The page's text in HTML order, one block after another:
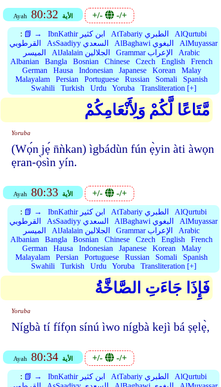
Ayah 80:32 الأية +/- -/+
: 📗 → IbnKathir ابن كثير AtTabariy الطبري
AlQurtubi
القرطوبي
AsSaadiyy السعدي AlBaghawi البغوي
AlMuyassar
الميسر
AlJalalain الجلالين Grammar الإعراب
Arabic
Albanian
Bangla Bosnian Chinese Czech English
French
German
Hausa Indonesian Japanese Korean
Malay
Malayalam
Persian Portuguese Russian Somali
Spanish
Swahili
Turkish Urdu Yoruba Transliteration [+]
مَّتَاعًا لَّكُمْ وَلِأَنْعَامِكُمْ
Yoruba
(Wọ́n jẹ́ n̄ǹkan) ìgbádùn fún ẹ̀yin àti àwọn
ẹran-ọ̀sìn yín.
Ayah 80:33 الأية +/- -/+
: 📗 → IbnKathir ابن كثير AtTabariy الطبري
AlQurtubi
القرطوبي
AsSaadiyy السعدي AlBaghawi البغوي
AlMuyassar
الميسر
AlJalalain الجلالين Grammar الإعراب
Arabic
Albanian
Bangla Bosnian Chinese Czech English
French
German
Hausa Indonesian Japanese Korean
Malay
Malayalam
Persian Portuguese Russian Somali
Spanish
Swahili
Turkish Urdu Yoruba Transliteration [+]
فَإِذَا جَاءَتِ الصَّاخَّةُ
Yoruba
Nígbà tí fífọn sínú ìwo nígbà kejì bá ṣẹlẹ̀,
Ayah 80:34 الأية +/- -/+
: 📗 → IbnKathir ابن كثير AtTabariy الطبري
AlQurtubi